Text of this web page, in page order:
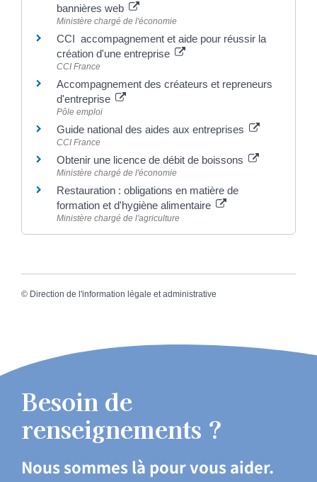
bannières web
Ministère chargé de l'économie
CCI accompagnement et aide pour réussir la
création d'une entreprise
CCI France
Accompagnement des créateurs et repreneurs
d'entreprise
Pôle emploi
Guide national des aides aux entreprises
CCI France
Obtenir une licence de débit de boissons
Ministère chargé de l'économie
Restauration : obligations en matière de
formation et d'hygiène alimentaire
Ministère chargé de l'agriculture
© Direction de l'information légale et administrative
Besoin de
renseignements ?
Nous sommes là pour vous aider.